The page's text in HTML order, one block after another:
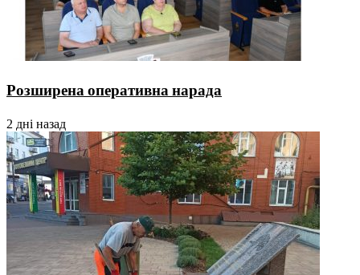
Розширена оперативна нарада
2 дні назад